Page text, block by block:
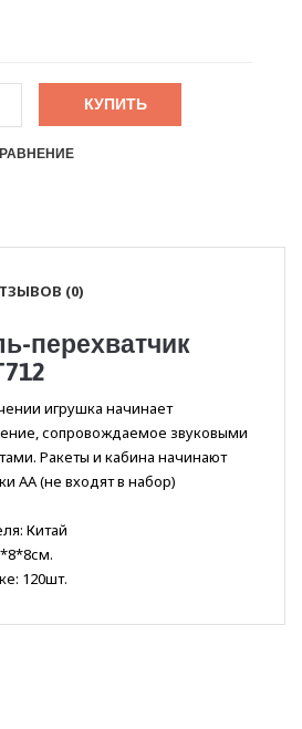
КУПИТЬ
(0)
перехватчик
игрушка начинает
сопровождаемое звуковыми
Ракеты и кабина начинают
АА (не входят в набор)
Китай
120шт.